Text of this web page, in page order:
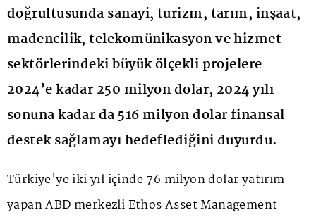
doğrultusunda sanayi, turizm, tarım, inşaat,
madencilik, telekomünikasyon ve hizmet
sektörlerindeki büyük ölçekli projelere
2024’e kadar 250 milyon dolar, 2024 yılı
sonuna kadar da 516 milyon dolar finansal
destek sağlamayı hedeflediğini duyurdu.
Türkiye'ye iki yıl içinde 76 milyon dolar yatırım
yapan ABD merkezli Ethos Asset Management